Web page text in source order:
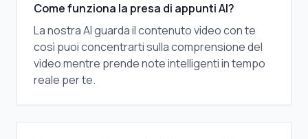
Come funziona la presa di appunti AI?
La nostra AI guarda il contenuto video con te
così puoi concentrarti sulla comprensione del
video mentre prende note intelligenti in tempo
reale per te.